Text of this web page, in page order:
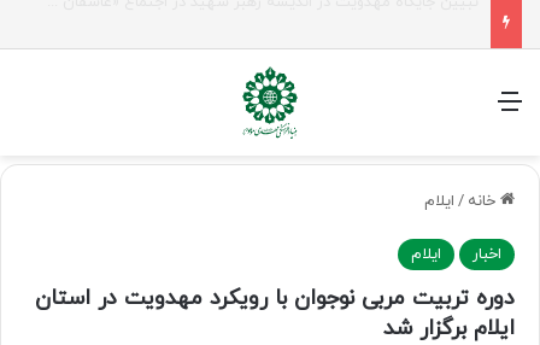
منو
خانه / ایلام
اخبار ایلام
دوره تربیت مربی نوجوان با رویکرد مهدویت در استان
ایلام برگزار شد